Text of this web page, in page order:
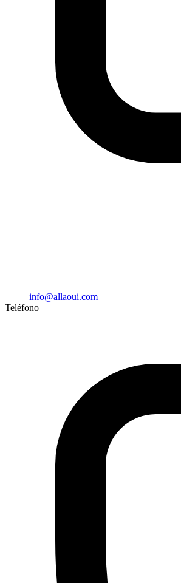
info@allaoui.com
Teléfono